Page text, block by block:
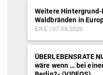
Weitere
Waldbränden in
EIKE 07.08.2026
ÜBERLEBENSRATE
wäre wenn … bei